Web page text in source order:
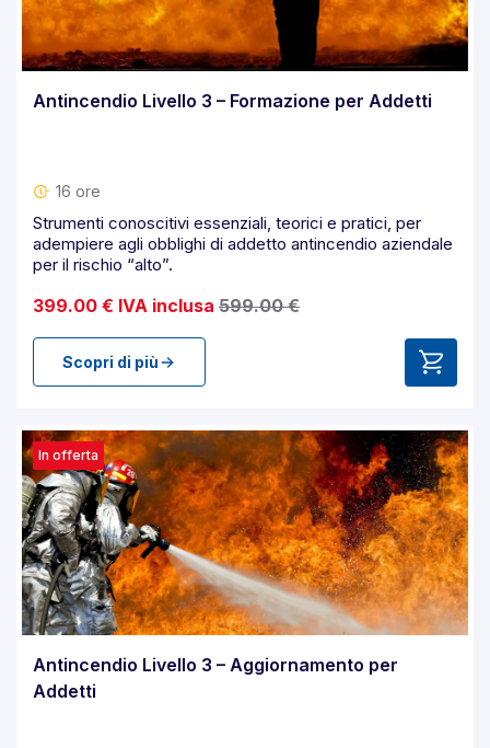
Antincendio Livello 3 – Formazione per Addetti
16 ore
Strumenti conoscitivi essenziali, teorici e pratici, per
adempiere agli obblighi di addetto antincendio aziendale
per il rischio “alto”.
399.00 € IVA inclusa 599.00 €
Scopri di più
In offerta
Antincendio Livello 3 – Aggiornamento per
Addetti